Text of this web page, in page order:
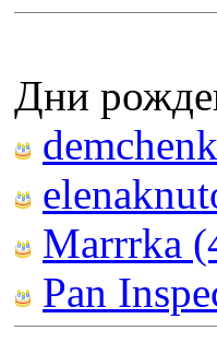
Дни
Marrrka
Pan